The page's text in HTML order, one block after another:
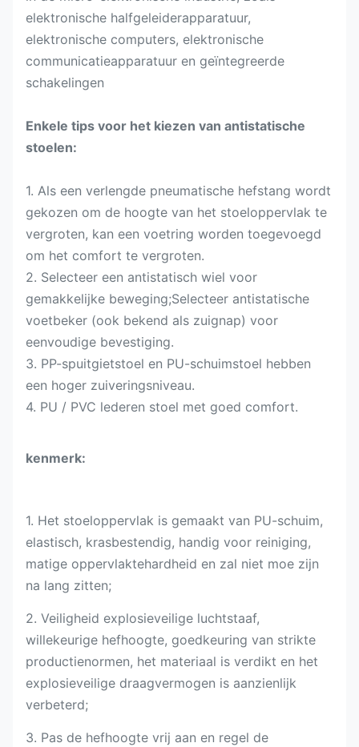
elektronische halfgeleiderapparatuur,
elektronische computers, elektronische
communicatieapparatuur en geïntegreerde
schakelingen
Enkele tips voor het kiezen van antistatische
stoelen:
1. Als een verlengde pneumatische hefstang wordt
gekozen om de hoogte van het stoeloppervlak te
vergroten, kan een voetring worden toegevoegd
om het comfort te vergroten.
2. Selecteer een antistatisch wiel voor
gemakkelijke beweging;Selecteer antistatische
voetbeker (ook bekend als zuignap) voor
eenvoudige bevestiging.
3. PP-spuitgietstoel en PU-schuimstoel hebben
een hoger zuiveringsniveau.
4. PU / PVC lederen stoel met goed comfort.
kenmerk:
1. Het stoeloppervlak is gemaakt van PU-schuim,
elastisch, krasbestendig, handig voor reiniging,
matige oppervlaktehardheid en zal niet moe zijn
na lang zitten;
2. Veiligheid explosieveilige luchtstaaf,
willekeurige hefhoogte, goedkeuring van strikte
productienormen, het materiaal is verdikt en het
explosieveilige draagvermogen is aanzienlijk
verbeterd;
3. Pas de hefhoogte vrij aan en regel de